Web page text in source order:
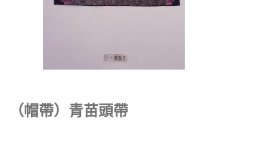
（帽帶）青苗頭帶